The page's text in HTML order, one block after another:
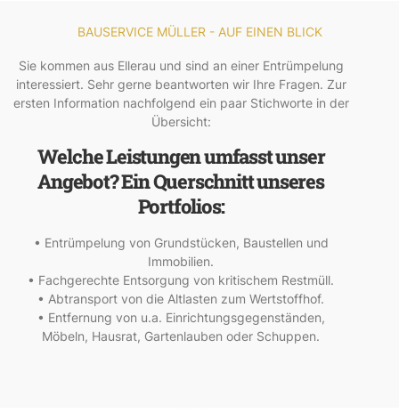
BAUSERVICE MÜLLER - AUF EINEN BLICK
Sie kommen aus Ellerau und sind an einer Entrümpelung
interessiert. Sehr gerne beantworten wir Ihre Fragen. Zur
ersten Information nachfolgend ein paar Stichworte in der
Übersicht:
Welche Leistungen umfasst unser
Angebot? Ein Querschnitt unseres
Portfolios:
• Entrümpelung von Grundstücken, Baustellen und
Immobilien.
• Fachgerechte Entsorgung von kritischem Restmüll.
• Abtransport von die Altlasten zum Wertstoffhof.
• Entfernung von u.a. Einrichtungsgegenständen,
Möbeln, Hausrat, Gartenlauben oder Schuppen.